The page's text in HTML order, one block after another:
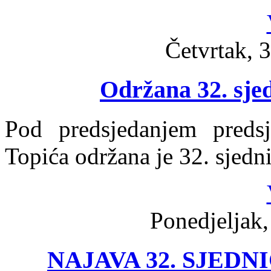
Četvrtak,
Održana 32.
Pod predsjedanjem
Topića održana je 32.
NAJAVA 32.